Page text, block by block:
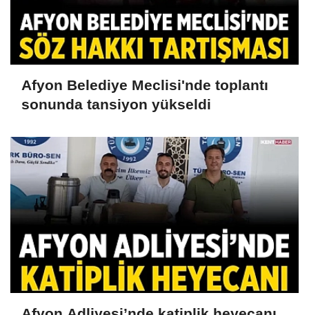
Afyon Belediye Meclisi'nde toplantı
sonunda tansiyon yükseldi